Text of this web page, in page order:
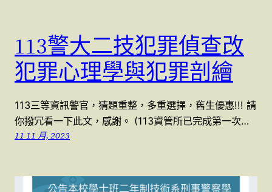
113警大二技犯罪偵查改
犯罪心理學與犯罪剖繪
113三等資訊警官，猜題重整，多重選擇，舊生優惠!!! 請
你撥冗看一下此文，感謝。 (113資管所已完成第一次…
11 11 月, 2023